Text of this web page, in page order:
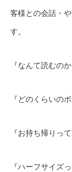
客様との会話・
す。
『なんて読むのか
『どのくらいの
『お持ち帰りっ
『ハーフサイズ